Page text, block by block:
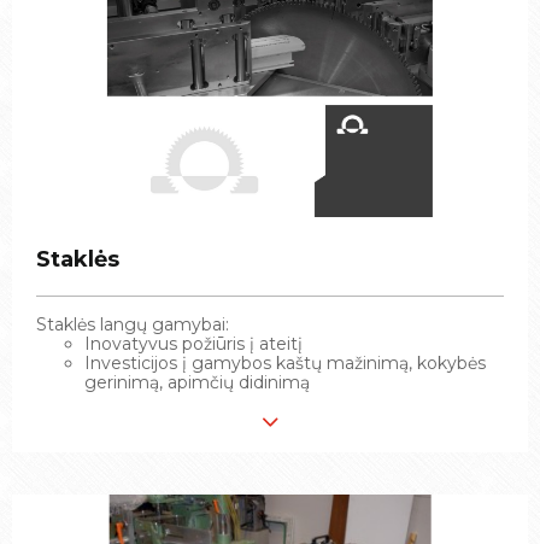
Staklės
Staklės langų gamybai:
Inovatyvus požiūris į ateitį
Investicijos į gamybos kaštų mažinimą, kokybės
gerinimą, apimčių didinimą
Staklės
Staklės langų gamybai:
Inovatyvus požiūris į ateitį
Investicijos į gamybos kaštų mažinimą, kokybės
gerinimą, apimčių didinimą